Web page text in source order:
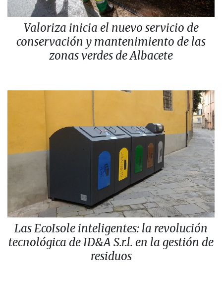
Valoriza inicia el nuevo servicio de
conservación y mantenimiento de las
zonas verdes de Albacete
Las EcoIsole inteligentes: la revolución
tecnológica de ID&A S.r.l. en la gestión de
residuos